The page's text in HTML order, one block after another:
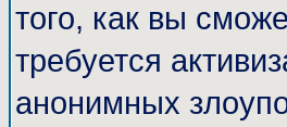
того, как вы
требуется
анонимных